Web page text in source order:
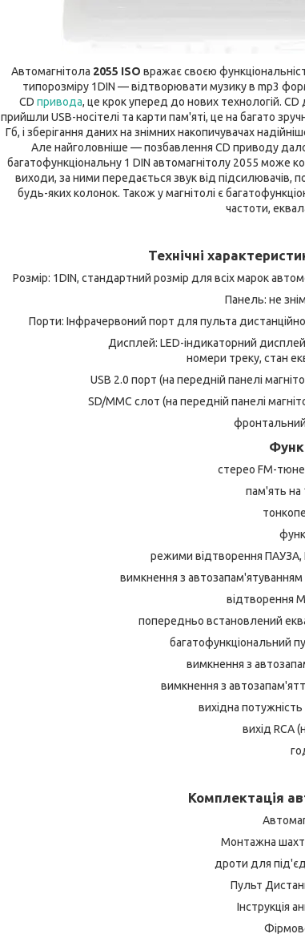
Автомагнітола 2055 ISO вражає своєю
типорозміру 1DIN — відтворювати музику в mp3
CD привода, це крок уперед до нових технологій.
прийшли USB-носітелі та карти пам'яті, це на багато
Гб, і зберігання даних на знімних накопичувачах
Але найголовніше — позбавлення CD приводу
багатофункціональну 1 DIN автомагнітолу 2055 може
виходи, за ними передається звук від
будь-яких колонок. Також у магнітолі є
частоти,
Технічні
Розмір: 1DIN, стандартний розмір для всіх марок
Панель: не
Порти: Інфрачервоний порт для пульта
Дисплей: LED-індикаторний дисплей
номери треку, стан
USB 2.0 порт (на передній панелі
SD/MMC слот (на передній панелі
фронтальний
стерео FM-
пам'ять на
режими відтворення ПАУЗА,
вимкнення з автозапам'ятуванням
відтворення
попередньо встановлений
багатофункціональний
вимкнення з
вимкнення з
вихідна
вихід RCA
Комплектація
Монтажна
дроти для
Пульт
Інструкція